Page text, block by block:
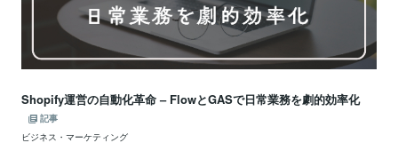
Shopify運営の自動化革命 – FlowとGASで日常業務を劇的効率化
記事
ビジネス・マーケティング